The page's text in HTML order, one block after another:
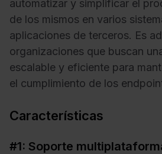
automatizar y simplificar el
de los mismos en varios
aplicaciones de terceros. Es
organizaciones que buscan
escalable y eficiente para
el cumplimiento de los
Características
#1: Soporte